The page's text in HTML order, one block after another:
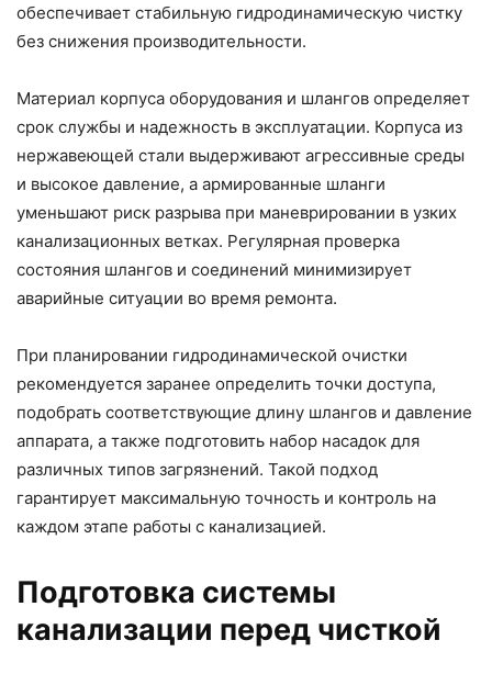
обеспечивает стабильную гидродинамическую чистку
без снижения производительности.
Материал корпуса оборудования и шлангов определяет
срок службы и надежность в эксплуатации. Корпуса из
нержавеющей стали выдерживают агрессивные среды
и высокое давление, а армированные шланги
уменьшают риск разрыва при маневрировании в узких
канализационных ветках. Регулярная проверка
состояния шлангов и соединений минимизирует
аварийные ситуации во время ремонта.
При планировании гидродинамической очистки
рекомендуется заранее определить точки доступа,
подобрать соответствующие длину шлангов и давление
аппарата, а также подготовить набор насадок для
различных типов загрязнений. Такой подход
гарантирует максимальную точность и контроль на
каждом этапе работы с канализацией.
Подготовка системы
канализации перед чисткой